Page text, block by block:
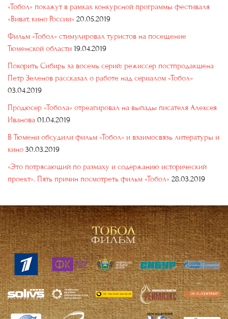
«Тобол» покажут в рамках конкурсной программы фестиваля
«Виват, кино России» 20.05.2019
Фильм «Тобол» стимулировал туристов на посещение
Тюменской области 19.04.2019
Покорить Сибирь за восемь серий: режиссер постпродакшена
Петр Зеленов рассказал о работе над сериалом «Тобол»
03.04.2019
Продюсер «Тобола» отреагировал на выпады писателя Алексея
Иванова 01.04.2019
В Тюмени обсудили фильм «Тобол» и взаимосвязь литературы и
кино 30.03.2019
«Это потрясающий по размаху и содержанию исторический
проект». Пять причин посмотреть фильм «Тобол» 28.03.2019